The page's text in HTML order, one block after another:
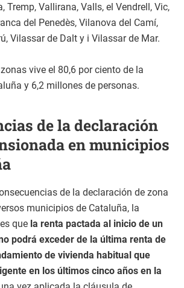
Tremp, Vallirana, Valls, el Vendrell, Vic,
del Penedès, Vilanova del Camí,
Vilassar de Dalt y i Vilassar de Mar.
vive el 80,6 por ciento de la
y 6,2 millones de personas.
de la declaración
en municipios
de la declaración de zona
municipios de Cataluña, la
que la renta pactada al inicio de un
podrá exceder de la última renta de
de vivienda habitual que
en los últimos cinco años en la